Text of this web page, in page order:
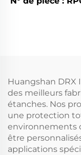
Huangshan DRX
des meilleurs
étanches. Nos
une protection
environnements
être
applications